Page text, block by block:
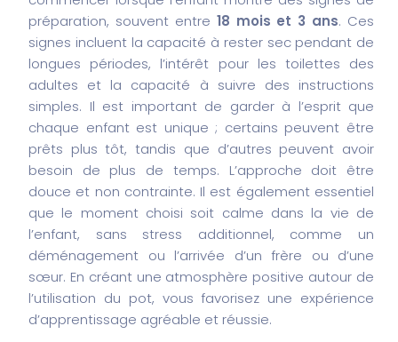
préparation, souvent entre 18 mois et 3 ans. Ces
signes incluent la capacité à rester sec pendant de
longues périodes, l’intérêt pour les toilettes des
adultes et la capacité à suivre des instructions
simples. Il est important de garder à l’esprit que
chaque enfant est unique ; certains peuvent être
prêts plus tôt, tandis que d’autres peuvent avoir
besoin de plus de temps. L’approche doit être
douce et non contrainte. Il est également essentiel
que le moment choisi soit calme dans la vie de
l’enfant, sans stress additionnel, comme un
déménagement ou l’arrivée d’un frère ou d’une
sœur. En créant une atmosphère positive autour de
l’utilisation du pot, vous favorisez une expérience
d’apprentissage agréable et réussie.